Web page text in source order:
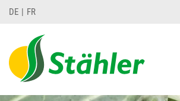
DE FR